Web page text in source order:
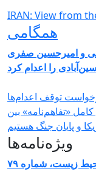
IRAN: View from
همگامی
و امیرحسین صفری
را اعدام کرد
توقف اعدام‌ها
«تفاهم‌نامه» بین
ویژه‌نامه‌ها
زیست، شماره ۷۹